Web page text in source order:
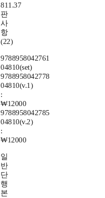
811.37
판
사
항
(22)
9788958042761
04810(set)
9788958042778
04810(v.1)
:
₩12000
9788958042785
04810(v.2)
:
₩12000
일
반
단
행
본